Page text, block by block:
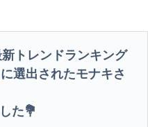
トレンドランキング
に選出されたモナキさ
た💐